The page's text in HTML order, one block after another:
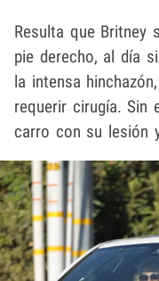
Resulta que Britney
pie derecho, al día
la intensa
requerir cirugía. Sin
carro con su lesión